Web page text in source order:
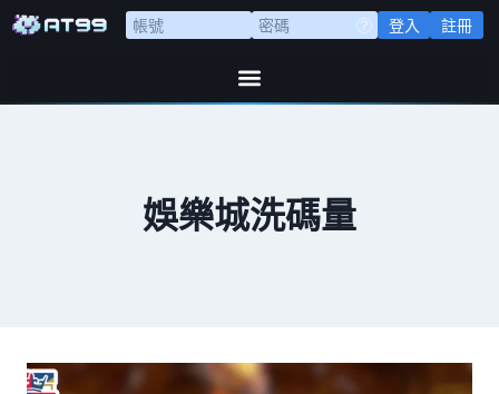
登入 註冊
娛樂城洗碼量